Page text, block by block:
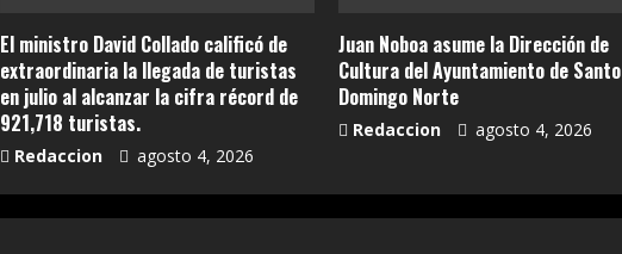
El ministro David Collado calificó de
extraordinaria la llegada de turistas
en julio al alcanzar la cifra récord de
921,718 turistas.
Redaccion agosto 4, 2026
Juan Noboa asume la Dirección de
Cultura del Ayuntamiento de Santo
Domingo Norte
Redaccion agosto 4, 2026